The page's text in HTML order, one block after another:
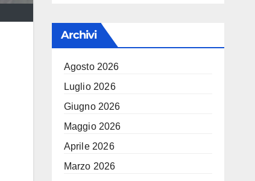
Archivi
Agosto 2026
Luglio 2026
Giugno 2026
Maggio 2026
Aprile 2026
Marzo 2026